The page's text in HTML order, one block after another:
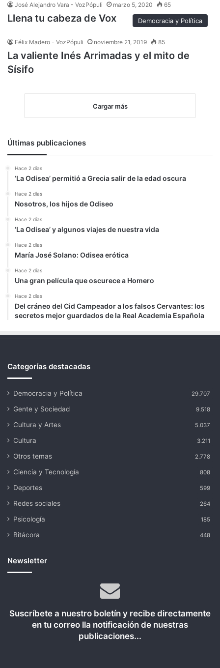
José Alejandro Vara - VozPópuli marzo 5, 2020 65
Llena tu cabeza de Vox Democracia y Política
Félix Madero - VozPópuli noviembre 21, 2019 85
La valiente Inés Arrimadas y el mito de
Sísifo
Cargar más
Últimas publicaciones
Hace 2 días
‘La Odisea’ permitió a Grecia salir de la edad oscura
Hace 2 días
Nosotros, los hijos de Odiseo
Hace 2 días
‘La Odisea’ y algunos viajes de nuestra vida
Hace 2 días
María José Solano: Odisea erótica
Hace 2 días
Una gran película que oscurece a Homero
Hace 2 días
Del cráneo del Cid Campeador a los falsos Cervantes: los
secretos mejor guardados de la Real Academia Española
Categorías destacadas
Democracia y Política 29.707
Gente y Sociedad 9.518
Cultura y Artes 5.037
Cultura 3.211
Otros temas 2.778
Ciencia y Tecnología 808
Deportes 599
Redes sociales 264
Psicología 185
Bitácora 448
Newsletter
Suscríbete a nuestro boletín y recibe directamente
en tu correo lla notificación de nuestras
publicaciones...